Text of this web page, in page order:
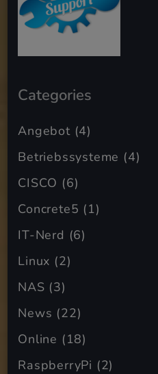
Categories
Angebot(4)
Betriebssysteme (4)
CISCO (6)
Concrete5 (1)
IT-Nerd (6)
Linux (2)
NAS (3)
News (22)
Online (18)
RaspberryPi (2)